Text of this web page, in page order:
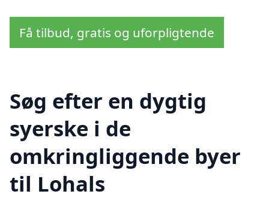
Få tilbud, gratis og uforpligtende
Søg efter en dygtig
syerske i de
omkringliggende byer
til Lohals